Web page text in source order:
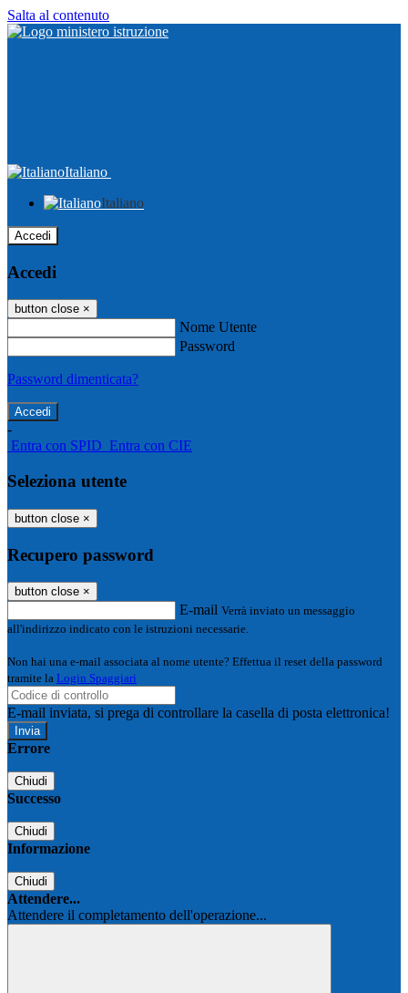
Salta al contenuto
Italiano
Italiano
Accedi
Accedi
button close ×
Nome Utente
Password
Password dimenticata?
-
Entra con SPID Entra con CIE
Seleziona utente
button close ×
Recupero password
button close ×
E-mail Verrà inviato un messaggio
all'indirizzo indicato con le istruzioni necessarie.
Non hai una e-mail associata al nome utente? Effettua il reset della password
tramite la Login Spaggiari
E-mail inviata, si prega di controllare la casella di posta elettronica!
Errore
Chiudi
Successo
Chiudi
Informazione
Chiudi
Attendere...
Attendere il completamento dell'operazione...